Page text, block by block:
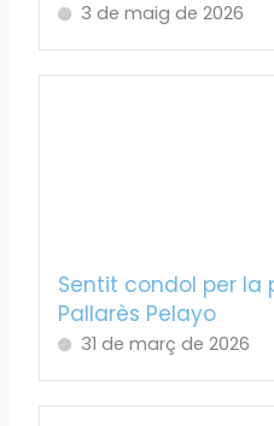
3 de maig de 2026
Sentit condol per la
Pallarès Pelayo
31 de març de 2026